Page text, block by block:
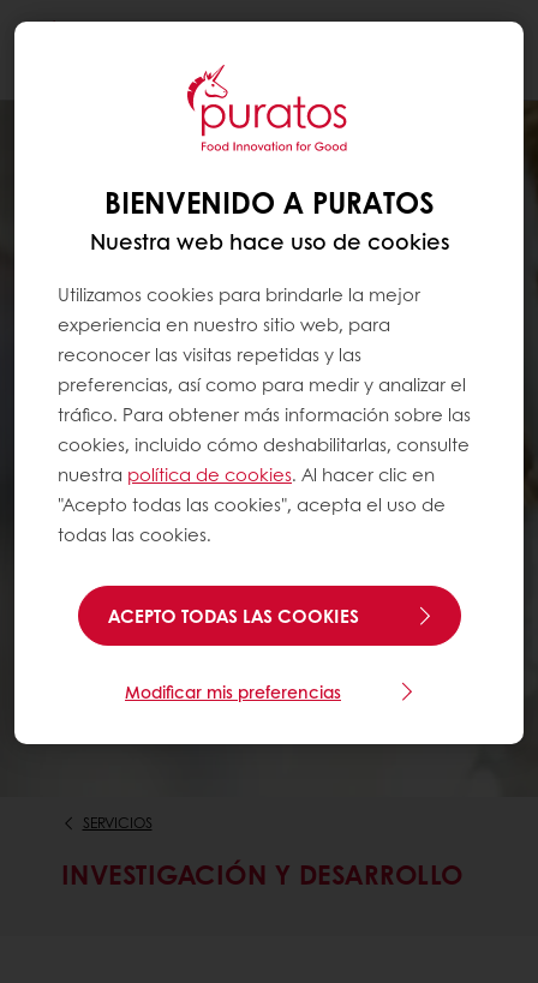
SERVICIOS
INVESTIGACIÓN Y DESARROLLO
BIENVENIDO A PURATOS
Nuestra web hace uso de cookies
Utilizamos cookies para brindarle la mejor
experiencia en nuestro sitio web, para
reconocer las visitas repetidas y las
preferencias, así como para medir y analizar el
tráfico. Para obtener más información sobre las
cookies, incluido cómo deshabilitarlas, consulte
nuestra política de cookies. Al hacer clic en
"Acepto todas las cookies", acepta el uso de
todas las cookies.
ACEPTO TODAS LAS COOKIES
Modificar mis preferencias